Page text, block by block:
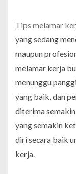
Tips melamar
yang sedang
maupun
melamar kerja
menunggu
yang baik, dan
diterima
yang semakin
diri secara baik
kerja.